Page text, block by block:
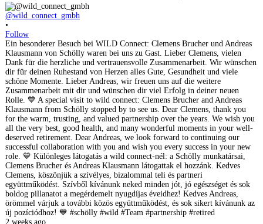
@wild_connect_gmbh
•
Follow
Ein besonderer Besuch bei WILD Connect: Clemens Brucher und Andreas
Klausmann von Schölly waren bei uns zu Gast. Lieber Clemens, vielen
Dank für die herzliche und vertrauensvolle Zusammenarbeit. Wir wünschen
dir für deinen Ruhestand von Herzen alles Gute, Gesundheit und viele
schöne Momente. Lieber Andreas, wir freuen uns auf die weitere
Zusammenarbeit mit dir und wünschen dir viel Erfolg in deiner neuen
Rolle. 💙 A special visit to wild connect: Clemens Brucher and Andreas
Klausmann from Schölly stopped by to see us. Dear Clemens, thank you
for the warm, trusting, and valued partnership over the years. We wish you
all the very best, good health, and many wonderful moments in your well-
deserved retirement. Dear Andreas, we look forward to continuing our
successful collaboration with you and wish you every success in your new
role. 💙 Különleges látogatás a wild connect-nél: a Schölly munkatársai,
Clemens Brucher és Andreas Klausmann látogattak el hozzánk. Kedves
Clemens, köszönjük a szívélyes, bizalommal teli és partneri
együttműködést. Szívből kívánunk neked minden jót, jó egészséget és sok
boldog pillanatot a megérdemelt nyugdíjas éveidhez! Kedves Andreas,
örömmel várjuk a további közös együttműködést, és sok sikert kívánunk az
új pozíciódhoz! 💙 #schölly #wild #Team #partnership #retired
2 weeks ago